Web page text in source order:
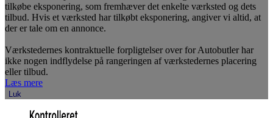
tilkøbe eksponering, som fremhæver det enkelte værksted og dets
tilbud. Hvis et værksted har tilkøbt eksponering, angiver vi altid, at
der er tale om en annonce.
Værkstedernes kontraktuelle forpligtelser over for Autobutler har
ikke nogen indflydelse på rangeringen af værkstedernes placering
eller tilbud.
Læs mere
Luk